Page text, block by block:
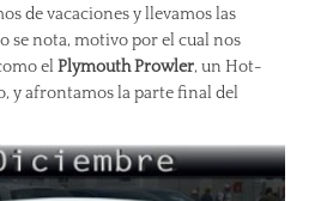
de vacaciones y llevamos las
se nota, motivo por el cual nos
elPlymouth Prowler, un Hot-
y afrontamos la parte final del